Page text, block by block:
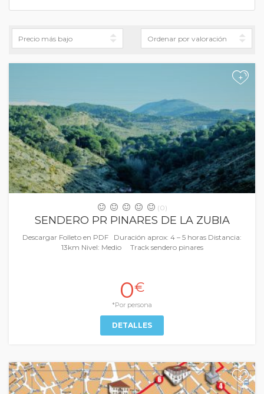
+
(0)
SENDERO PR PINARES DE LA ZUBIA
Descargar Folleto en PDF Duración aprox: 4 – 5 horas Distancia:
13km Nivel: Medio Track sendero pinares
0€
*Por persona
DETALLES
+